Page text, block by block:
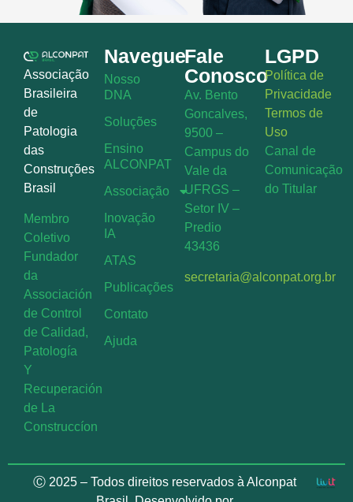
Associação
Brasileira
de
Patologia
das
Construções
Brasil
Membro
Coletivo
Fundador
da
Associación
de Control
de Calidad,
Patología
Y
Recuperación
de La
Construccíon
Navegue
Nosso
DNA
Soluções
Ensino
ALCONPAT
Associação
Inovação
IA
ATAS
Publicações
Contato
Ajuda
Fale
Conosco
Av. Bento
Goncalves,
9500 –
Campus do
Vale da
UFRGS –
Setor IV –
Predio
43436
secretaria@alconpat.org.br
LGPD
Política de
Privacidade
Termos de
Uso
Canal de
Comunicação
do Titular
Ⓒ 2025 – Todos direitos reservados à Alconpat